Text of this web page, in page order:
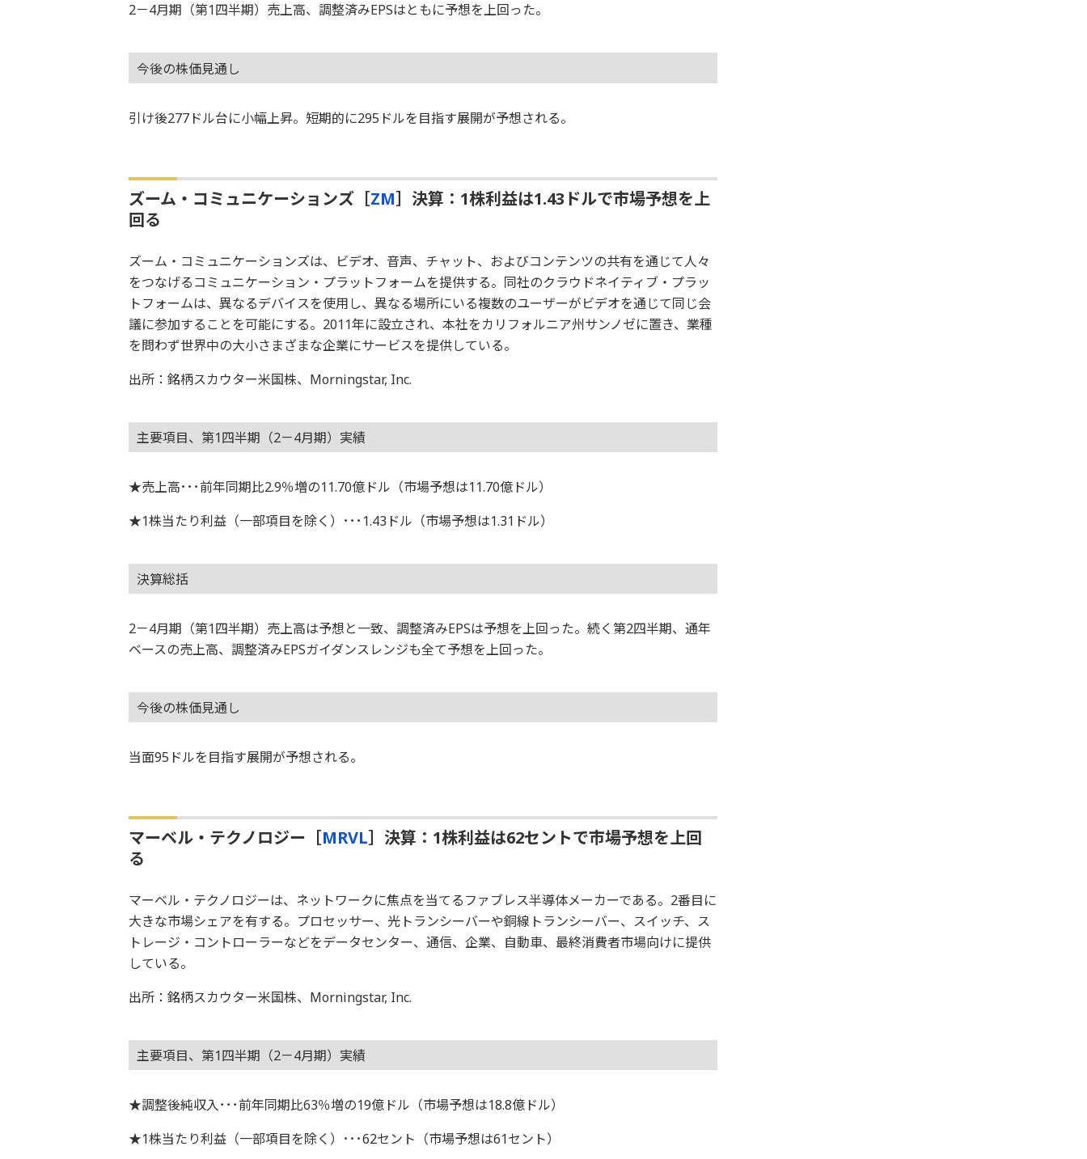
2－4月期（第1四半期）売上高、調整済みEPSはともに予想を上回った。
今後の株価見通し
引け後277ドル台に小幅上昇。短期的に295ドルを目指す展開が予想される。
ズーム・コミュニケーションズ［ZM］決算：1株利益は1.43ドルで市場予想を上
回る
ズーム・コミュニケーションズは、ビデオ、音声、チャット、およびコンテンツの共有を通じて人々
をつなげるコミュニケーション・プラットフォームを提供する。同社のクラウドネイティブ・プラッ
トフォームは、異なるデバイスを使用し、異なる場所にいる複数のユーザーがビデオを通じて同じ会
議に参加することを可能にする。2011年に設立され、本社をカリフォルニア州サンノゼに置き、業種
を問わず世界中の大小さまざまな企業にサービスを提供している。
出所：銘柄スカウター米国株、Morningstar, Inc.
主要項目、第1四半期（2－4月期）実績
★売上高･･･前年同期比2.9％増の11.70億ドル（市場予想は11.70億ドル）
★1株当たり利益（一部項目を除く）･･･1.43ドル（市場予想は1.31ドル）
決算総括
2－4月期（第1四半期）売上高は予想と一致、調整済みEPSは予想を上回った。続く第2四半期、通年
ベースの売上高、調整済みEPSガイダンスレンジも全て予想を上回った。
今後の株価見通し
当面95ドルを目指す展開が予想される。
マーベル・テクノロジー［MRVL］決算：1株利益は62セントで市場予想を上回
る
マーベル・テクノロジーは、ネットワークに焦点を当てるファブレス半導体メーカーである。2番目に
大きな市場シェアを有する。プロセッサー、光トランシーバーや銅線トランシーバー、スイッチ、ス
トレージ・コントローラーなどをデータセンター、通信、企業、自動車、最終消費者市場向けに提供
している。
出所：銘柄スカウター米国株、Morningstar, Inc.
主要項目、第1四半期（2－4月期）実績
★調整後純収入･･･前年同期比63％増の19億ドル（市場予想は18.8億ドル）
★1株当たり利益（一部項目を除く）･･･62セント（市場予想は61セント）